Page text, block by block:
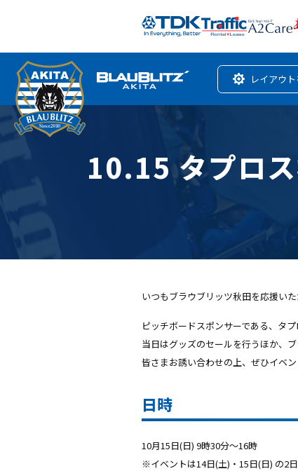
レイアウ
10.15 タプロ
いつもブラウブリッツ秋田を応援いた
ピッチボードスポンサーである、 タ
当日はグッズのセールを行うほか、
皆さまお誘い合わせの上、ぜひイベ
日時
10月15日(日) 9時30分〜16時
※イベントは14日(土)・15日(日) の2